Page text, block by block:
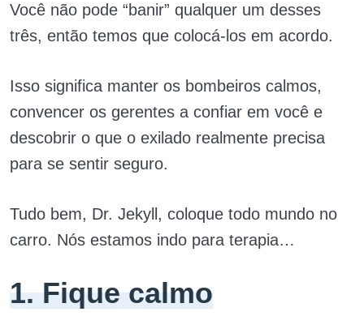
Você não pode “banir” qualquer um desses
três, então temos que colocá-los em acordo.
Isso significa manter os bombeiros calmos,
convencer os gerentes a confiar em você e
descobrir o que o exilado realmente precisa
para se sentir seguro.
Tudo bem, Dr. Jekyll, coloque todo mundo no
carro. Nós estamos indo para terapia…
1. Fique calmo